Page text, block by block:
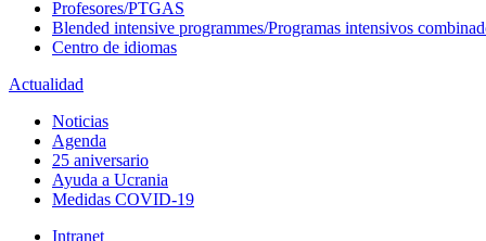
Profesores/PTGAS
Blended intensive programmes/Programas intensivos
Centro de idiomas
Actualidad
Noticias
Agenda
25 aniversario
Ayuda a Ucrania
Medidas COVID-19
Intranet